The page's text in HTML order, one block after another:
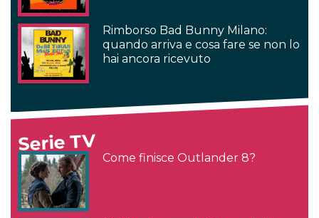
Rimborso Bad Bunny Milano:
quando arriva e cosa fare se non lo
hai ancora ricevuto
Serie TV
Come finisce Outlander 8?